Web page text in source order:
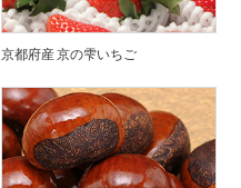
京都府産 京の雫いちご